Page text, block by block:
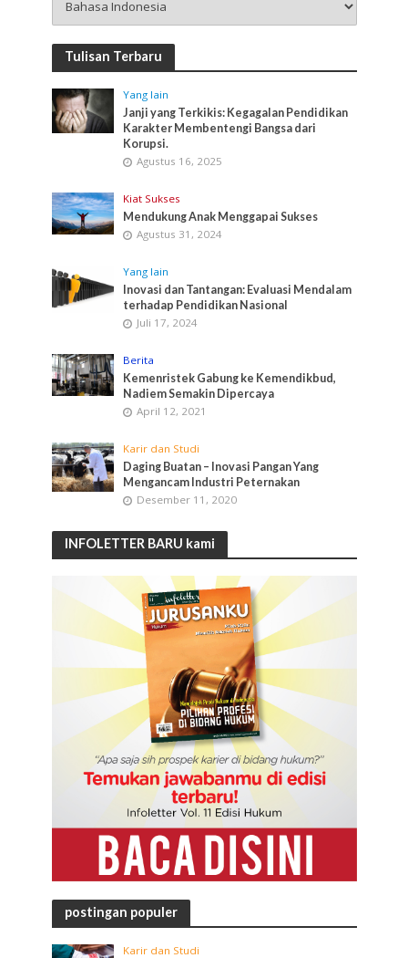
Tulisan Terbaru
Yang lain
Janji yang Terkikis: Kegagalan Pendidikan
Karakter Membentengi Bangsa dari
Korupsi.
Agustus 16, 2025
Kiat Sukses
Mendukung Anak Menggapai Sukses
Agustus 31, 2024
Yang lain
Inovasi dan Tantangan: Evaluasi Mendalam
terhadap Pendidikan Nasional
Juli 17, 2024
Berita
Kemenristek Gabung ke Kemendikbud,
Nadiem Semakin Dipercaya
April 12, 2021
Karir dan Studi
Daging Buatan – Inovasi Pangan Yang
Mengancam Industri Peternakan
Desember 11, 2020
INFOLETTER BARU kami
postingan populer
Karir dan Studi